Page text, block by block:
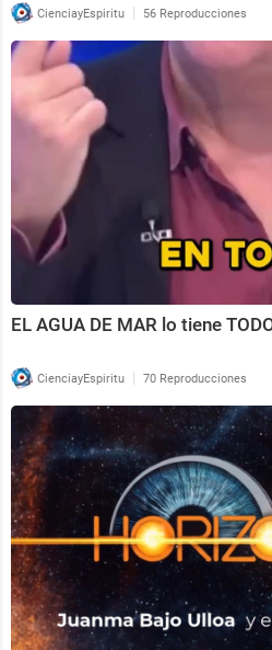
CienciayEspiritu | 56 Reproducciones
EL AGUA DE MAR lo tiene
CienciayEspiritu | 70 Reproducciones